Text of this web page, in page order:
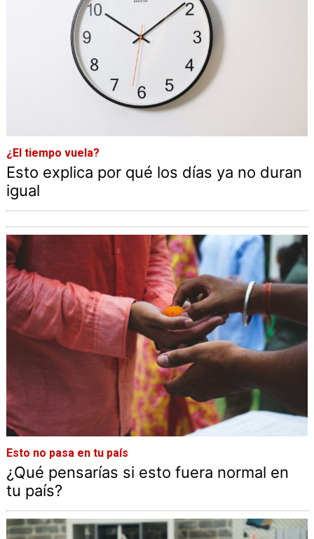
¿El tiempo vuela?
Esto explica por qué los días ya no duran
igual
Esto no pasa en tu país
¿Qué pensarías si esto fuera normal en
tu país?